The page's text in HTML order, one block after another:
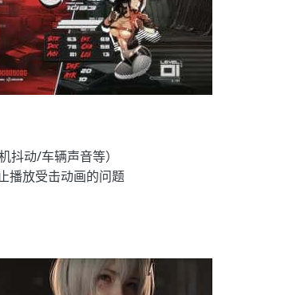
抖动/车辆声音等）
播放受击动画的问题